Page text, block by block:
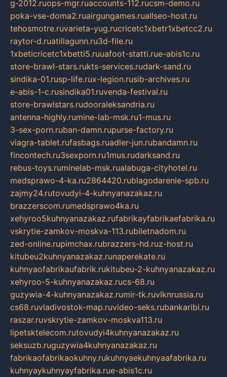
g-2012.ruops-mgr.ruaccounts-112.rucsm-demo.ru
poka-vse-doma2.ruairgungames.ruallseo-host.ru
tehosmotre.ruvarieta-yug.rucricetc1xbetr1xbetcc2.ru
raytor-d.ruatillagunn.ru3d-file.ru
1xbeticricetc1xbetti5.ruuafoot-statti.rue-abis1c.ru
store-brawl-stars.rukts-services.rudark-sand.ru
sindika-01.rusp-life.rux-legion.rusib-archives.ru
e-abis-1-c.rusindika01.ruvenda-festival.ru
store-brawlstars.rudooraleksandria.ru
antenna-highly.rumine-lab-msk.ru1-mus.ru
3-sex-porn.ruban-damn.rupurse-factory.ru
viagra-tablet.rufasbags.ruadler-jun.rubandamn.ru
fincontech.ru3sexporn.ru1mus.rudarksand.ru
rebus-toys.ruminelab-msk.rualabuga-cityhotel.ru
medsprawo-4-ka.ru2864420.rublagodarenie-spb.ru
zajmy24.rutovudyi-4-kuhnyanazakaz.ru
brazzerscom.rumedsprawo4ka.ru
xehyroo5kuhnyanazakaz.rufabrikayfabrikaefabrika.ru
vskrytie-zamkov-moskva-113.rubiletnadom.ru
zed-online.rupimchax.rubrazzers-hd.ruz-host.ru
kitubeu2kuhnyanazakaz.runaperekate.ru
kuhnyaofabrikaufabrik.rukitubeu-2-kuhnyanazakaz.ru
xehyroo-5-kuhnyanazakaz.rucs-68.ru
guzywia-4-kuhnyanazakaz.rumir-tk.ruvlknrussia.ru
cs68.ruvladivostok-map.ruvideo-seks.rubankaribi.ru
raszar.ruvskrytie-zamkov-moskva113.ru
lipetsktelecom.rutovudyi4kuhnyanazakaz.ru
seksuzb.ruguzywia4kuhnyanazakaz.ru
fabrikaofabrikaokuhny.rukuhnyaekuhnyaafabrika.ru
kuhnyaykuhnyayfabrika.rue-abis1c.ru